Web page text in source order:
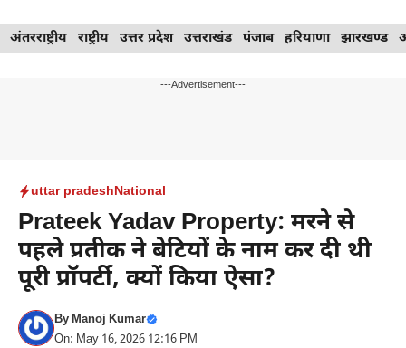
Skip
to
अंतरराष्ट्रीय राष्ट्रीय उत्तर प्रदेश उत्तराखंड पंजाब हरियाणा झारखण्ड
---Advertisement---
uttar pradeshNational
Prateek Yadav Property: मरने से
पहले प्रतीक ने बेटियों के नाम कर दी थी
पूरी प्रॉपर्टी, क्यों किया ऐसा?
ByManoj Kumar
On: May 16, 2026 12:16 PM